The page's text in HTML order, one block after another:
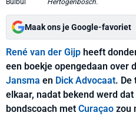
Hertogenbosch.
Maak ons je Google-favoriet
René van der Gijp heeft
een boekje opengedaan over
Jansma en Dick Advocaat. De
elkaar, nadat bekend werd
bondscoach met Curaçao zou